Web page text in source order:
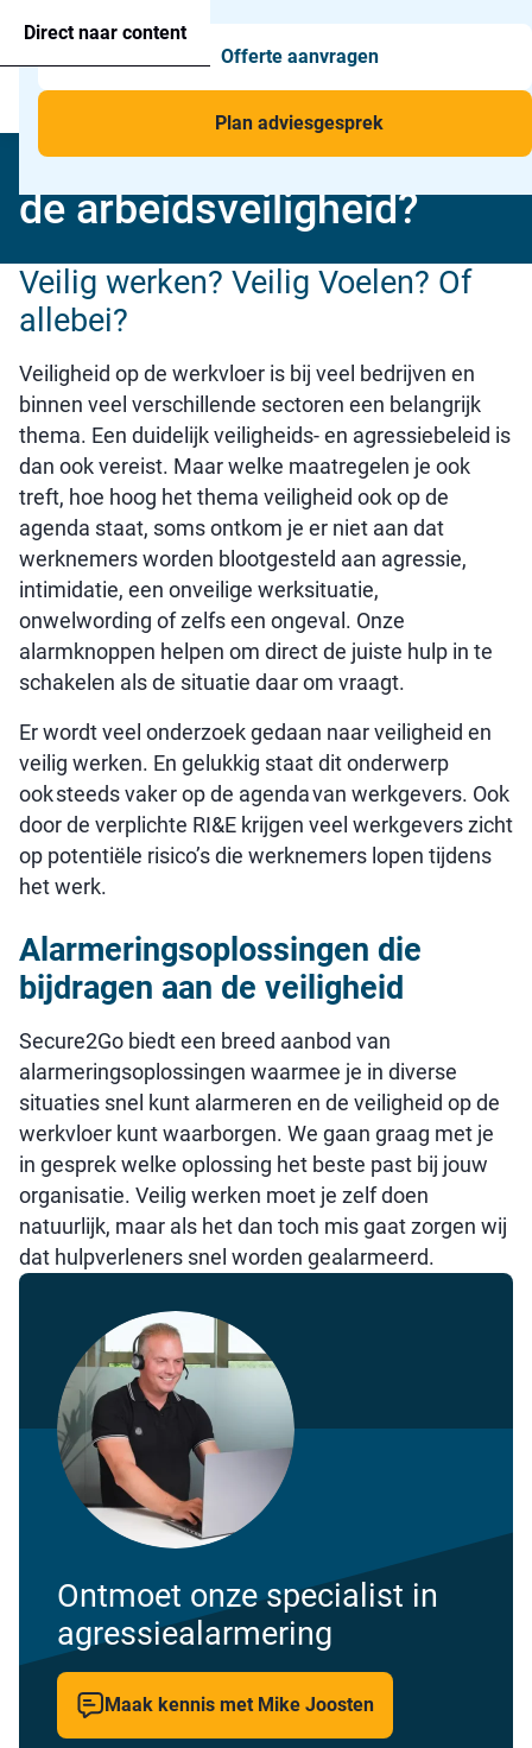
Direct naar content
Menu
Agressie alarmering
Man-down & BHV Alarmering
Voor wie
Toepassingen
Offerte aanvragen
Plan adviesgesprek
Vergroot een alarmknop
de arbeidsveiligheid?
Veilig werken? Veilig Voelen? Of
allebei?
Veiligheid op de werkvloer is bij veel bedrijven en
binnen veel verschillende sectoren een belangrijk
thema. Een duidelijk veiligheids- en agressiebeleid is
dan ook vereist. Maar welke maatregelen je ook
treft, hoe hoog het thema veiligheid ook op de
agenda staat, soms ontkom je er niet aan dat
werknemers worden blootgesteld aan agressie,
intimidatie, een onveilige werksituatie,
onwelwording of zelfs een ongeval. Onze
alarmknoppen helpen om direct de juiste hulp in te
schakelen als de situatie daar om vraagt.
Er wordt veel onderzoek gedaan naar veiligheid en
veilig werken. En gelukkig staat dit onderwerp
ook steeds vaker op de agenda van werkgevers. Ook
door de verplichte RI&E krijgen veel werkgevers zicht
op potentiële risico’s die werknemers lopen tijdens
het werk.
Alarmeringsoplossingen die
bijdragen aan de veiligheid
Secure2Go biedt een breed aanbod van
alarmeringsoplossingen waarmee je in diverse
situaties snel kunt alarmeren en de veiligheid op de
werkvloer kunt waarborgen. We gaan graag met je
in gesprek welke oplossing het beste past bij jouw
organisatie. Veilig werken moet je zelf doen
natuurlijk, maar als het dan toch mis gaat zorgen wij
dat hulpverleners snel worden gealarmeerd.
Ontmoet onze specialist in
agressiealarmering
Maak kennis met Mike Joosten